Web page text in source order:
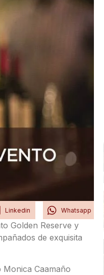
Linkedin Whatsapp
Golden Reserve y
de exquisita
Monica Caamaño